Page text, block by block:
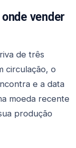
vender
de três
circulação, o
e a data
moeda recente
produção